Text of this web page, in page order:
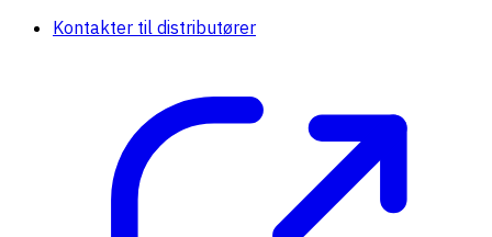
Kontakter til distributører